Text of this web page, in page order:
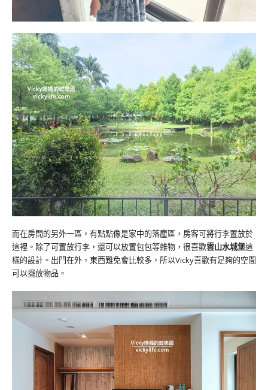
而在房間的另外一區，有點點像是家中的落塵區，房客可將行李置放於
這裡。除了可置放行李，還可以放置包包等雜物，很喜歡雲山水城堡這
樣的設計。出門在外，東西難免會比較多，所以Vicky喜歡有足夠的空間
可以擺放物品。